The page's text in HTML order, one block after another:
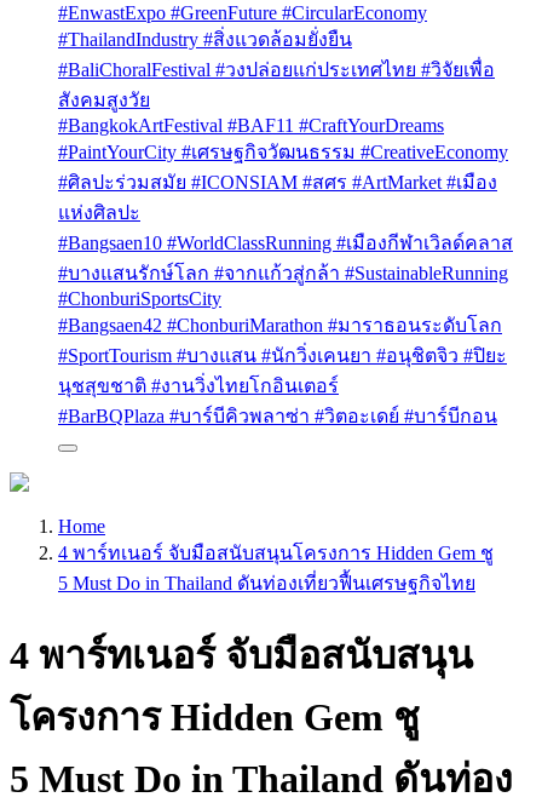
#EnwastExpo #GreenFuture #CircularEconomy
#ThailandIndustry #สิ่งแวดล้อมยั่งยืน
#BaliChoralFestival #วงปล่อยแก่ประเทศไทย #วิจัยเพื่อ
สังคมสูงวัย
#BangkokArtFestival #BAF11 #CraftYourDreams
#PaintYourCity #เศรษฐกิจวัฒนธรรม #CreativeEconomy
#ศิลปะร่วมสมัย #ICONSIAM #สศร #ArtMarket #เมือง
แห่งศิลปะ
#Bangsaen10 #WorldClassRunning #เมืองกีฬาเวิลด์คลาส
#บางแสนรักษ์โลก #จากแก้วสู่กล้า #SustainableRunning
#ChonburiSportsCity
#Bangsaen42 #ChonburiMarathon #มาราธอนระดับโลก
#SportTourism #บางแสน #นักวิ่งเคนยา #อนุชิตจิว #ปิยะ
นุชสุขชาติ #งานวิ่งไทยโกอินเตอร์
#BarBQPlaza #บาร์บีคิวพลาซ่า #วิตอะเดย์ #บาร์บีกอน
Home
4 พาร์ทเนอร์ จับมือสนับสนุนโครงการ Hidden Gem ชู
5 Must Do in Thailand ดันท่องเที่ยวฟื้นเศรษฐกิจไทย
4 พาร์ทเนอร์ จับมือสนับสนุน
โครงการ Hidden Gem ชู
5 Must Do in Thailand ดันท่อง